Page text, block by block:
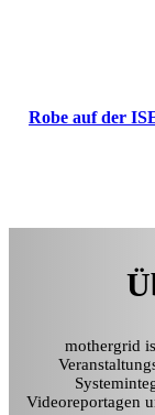
Robe auf der
mothergrid
Videoreportagen